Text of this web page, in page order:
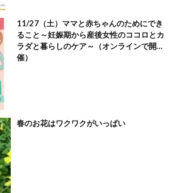
11/27（土）ママと赤ちゃんのためにでき
ること～妊娠期から産後女性のココロとカ
ラダと暮らしのケア～（オンラインで開
催）
春のお花はワクワクがいっぱい